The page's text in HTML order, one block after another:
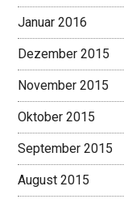
Januar 2016
Dezember 2015
November 2015
Oktober 2015
September 2015
August 2015